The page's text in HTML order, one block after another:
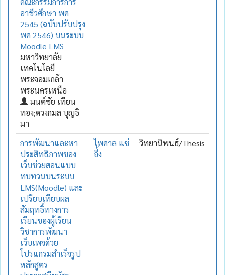
อาชีวศึกษา พศ
2545 (ฉบับปรับปรุง
พศ 2546) บนระบบ
Moodle LMS
มหาวิทยาลัย
เทคโนโลยี
พระจอมเกล้า
พระนครเหนือ
มนต์ชัย เทียน
ทอง;ดวงกมล บุญธิ
มา
การพัฒนาและหา
ประสิทธิภาพของ
เว็บช่วยสอนแบบ
ทบทวนบนระบบ
LMS(Moodle) และ
เปรียบเทียบผล
สัมฤทธิ์ทางการ
เรียนของผู้เรียน
วิชาการพัฒนา
เว็บเพจด้วย
โปรแกรมสำเร็จรูป
หลักสูตร
ไพศาล แซ่
อึ้ง
วิทยานิพนธ์/Thesis